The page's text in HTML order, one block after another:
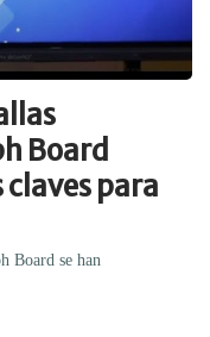
Board
para
Board se han